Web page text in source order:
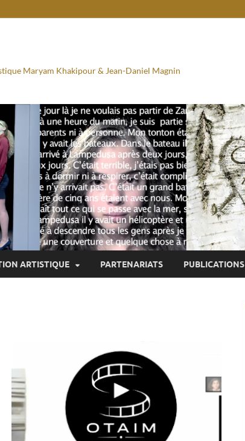
Maryam Khakipour & Jean-Daniel Magnin
ARTISTIQUE PARTENARIATS PUBLICATIONS